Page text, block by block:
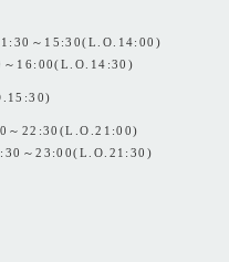
～15:30(L.O.14:00)
16:00(L.O.14:30)
～22:30(L.O.21:00)
～23:00(L.O.21:30)